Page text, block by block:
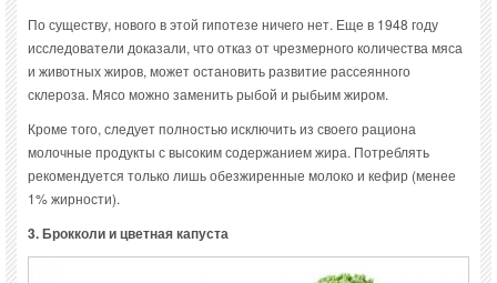
По существу, нового в этой гипотезе ничего нет. Еще в 1948 году
исследователи доказали, что отказ от чрезмерного количества мяса
и животных жиров, может остановить развитие рассеянного
склероза. Мясо можно заменить рыбой и рыбьим жиром.
Кроме того, следует полностью исключить из своего рациона
молочные продукты с высоким содержанием жира. Потреблять
рекомендуется только лишь обезжиренные молоко и кефир (менее
1% жирности).
3. Брокколи и цветная капуста